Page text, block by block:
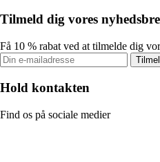
Tilmeld dig vores
Få 10 % rabat ved at tilmelde dig
Hold kontakten
Find os på sociale medier